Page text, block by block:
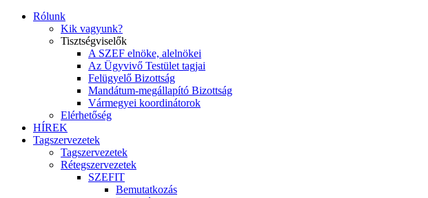
Rólunk
Kik vagyunk?
Tisztségviselők
A SZEF elnöke, alelnökei
Az Ügyvivő Testület tagjai
Felügyelő Bizottság
Mandátum-megállapító Bizottság
Vármegyei koordinátorok
Elérhetőség
HÍREK
Tagszervezetek
Tagszervezetek
Rétegszervezetek
SZEFIT
Bemutatkozás